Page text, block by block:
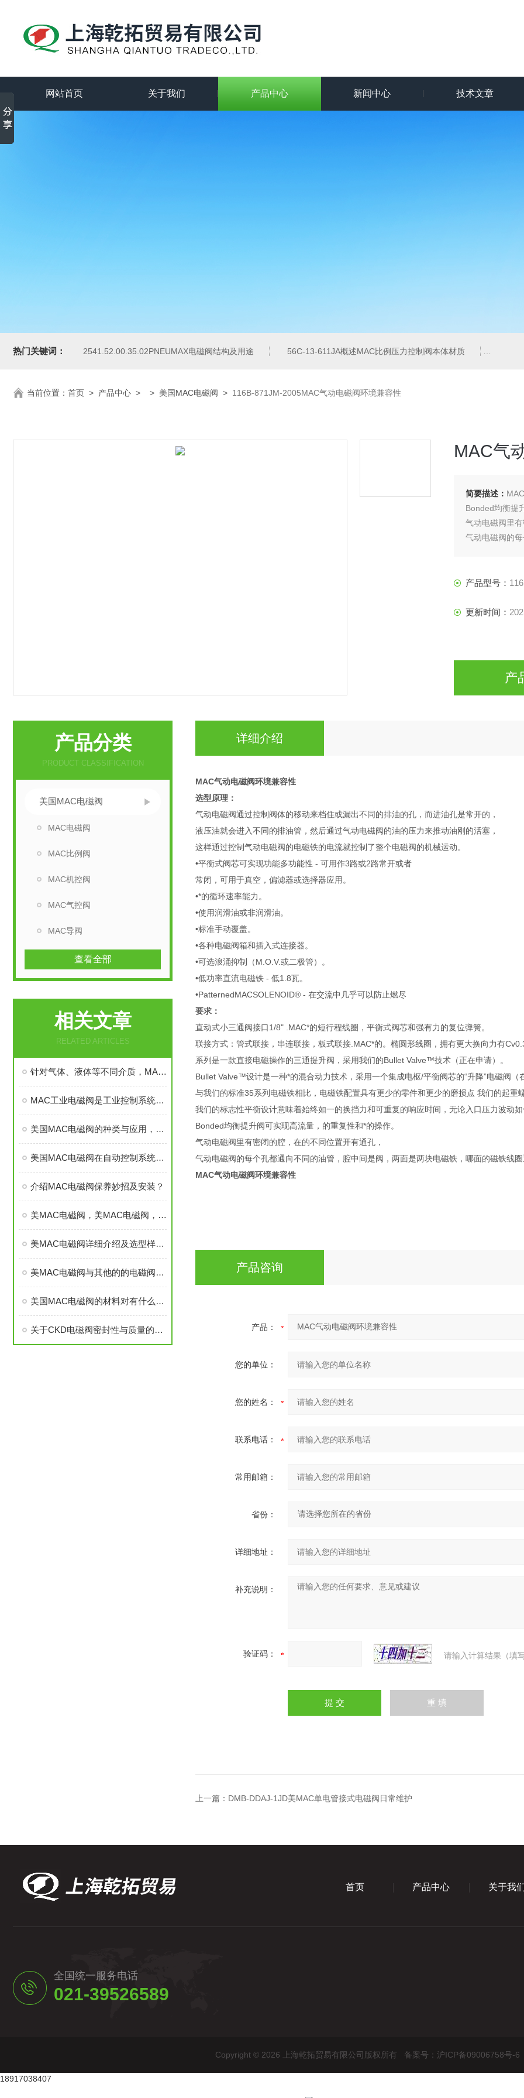
网站首页 关于我们 产品中心 新闻中心 技术文章
热门关键词： 2541.52.00.35.02PNEUMAX电磁阀结构及用途 56C-13-611JA概述MAC比例压力控制阀本体材质
当前位置： 首页 > 产品中心 > > 美国MAC电磁阀 > 116B-871JM-2005MAC气动电磁阀环境兼容性
MAC气
简要描述：
Bonded均衡提
气动电磁阀里
气动电磁阀的
产品型号：
更新时间：
产
产品分类
PRODUCT CLASSIFICATION
美国MAC电磁阀
MAC电磁阀
MAC比例阀
MAC机控阀
MAC气控阀
MAC导阀
查看全部
相关文章
RELATED ARTICLES
针对气体、液体等不同介质，MAC工业电磁阀的操作要求是否有区别？
MAC工业电磁阀是工业控制系统中的“智能开关”
美国MAC电磁阀的种类与应用，你知道多少？
美国MAC电磁阀在自动控制系统中发挥着重要的作用
介绍MAC电磁阀保养妙招及安装？
美MAC电磁阀，美MAC电磁阀，美MAC电磁阀，美MAC
美MAC电磁阀详细介绍及选型样本，美MAC电磁阀
美MAC电磁阀与其他的的电磁阀有什么不同
美国MAC电磁阀的材料对有什么要求吗？
关于CKD电磁阀密封性与质量的重要
详细介绍
MAC气动电磁阀环境兼容性
选型原理：
气动电磁阀通过控制阀体的移动来档住或漏出不同的排油的孔，而进油孔是常开的，
液压油就会进入不同的排油管，然后通过气动电磁阀的油的压力来推动油刚的活塞，
这样通过控制气动电磁阀的电磁铁的电流就控制了整个电磁阀的机械运动。
•平衡式阀芯可实现功能多功能性 - 可用作3路或2路常开或者
常闭，可用于真空，偏滤器或选择器应用。
•*的循环速率能力。
•使用润滑油或非润滑油。
•标准手动覆盖。
•各种电磁阀箱和插入式连接器。
•可选浪涌抑制（M.O.V.或二极管）。
•低功率直流电磁铁 - 低1.8瓦。
•PatternedMACSOLENOID® - 在交流中几乎可以防止燃尽
要求：
直动式小三通阀接口1/8" .MAC*的短行程线圈，平衡式阀芯和强有力的复位弹簧。
联接方式：管式联接，串连联接，板式联接.MAC*的。椭圆形线圈，拥有更大换向力有
系列是一款直接电磁操作的三通提升阀，采用我们的Bullet Valve™技术（正在申请）。
Bullet Valve™设计是一种*的混合动力技术，采用一个集成电枢/平衡阀芯的“升降”电磁阀（
与我们的标准35系列电磁铁相比，电磁铁配置具有更少的零件和更少的磨损点 我们的起重
我们的标志性平衡设计意味着始终如一的换挡力和可重复的响应时间，无论入口压力波动如
Bonded均衡提升阀可实现高流量，的重复性和*的操作。
气动电磁阀里有密闭的腔，在的不同位置开有通孔，
气动电磁阀的每个孔都通向不同的油管，腔中间是阀，两面是两块电磁铁，哪面的磁铁线
MAC气动电磁阀环境兼容性
产品咨询
产品：
您的单位：
您的姓名：
联系电话：
常用邮箱：
省份：
详细地址：
补充说明：
验证码： 请输入计算结果（填
上一篇： DMB-DDAJ-1JD美MAC单电管接式电磁阀日常维护
首页 产品中心 关于我
全国统一服务电话
021-39526589
Copyright © 2026 上海乾拓贸易有限公司版权所有 备案号：沪ICP备09006758号-6
18917038407